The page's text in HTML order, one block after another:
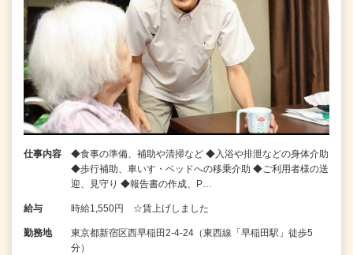
仕事内容
◆食事の準備、補助や清掃など ◆入浴や排泄などの身体介助
◆歩行補助、車いす・ベッドへの移乗介助 ◆ご利用者様の送
迎、見守り ◆報告書の作成、P…
給与 時給1,550円 ☆賃上げしました
勤務地
東京都新宿区西早稲田2-4-24（東西線「早稲田駅」徒歩5
分）